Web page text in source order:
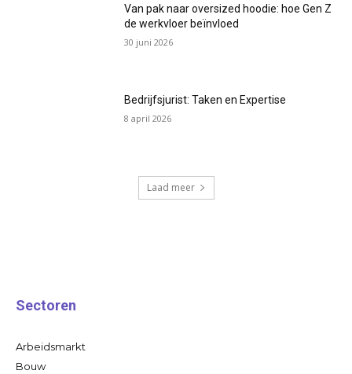
Van pak naar oversized hoodie: hoe Gen Z
de werkvloer beïnvloed
30 juni 2026
Bedrijfsjurist: Taken en Expertise
8 april 2026
Laad meer
Sectoren
Arbeidsmarkt
Bouw